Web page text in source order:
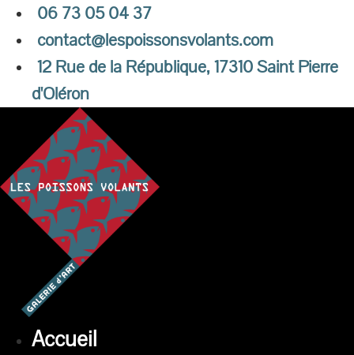
Aller
06 73 05 04 37
contact@lespoissonsvolants.com
12 Rue de la République, 17310 Saint Pierre
d'Oléron
Accueil